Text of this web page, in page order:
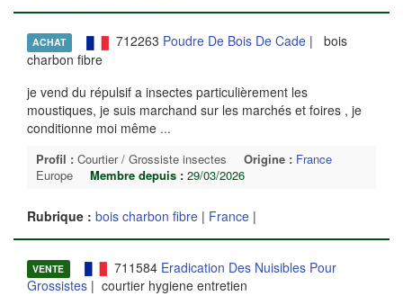
ACHAT 712263 Poudre De Bois De Cade| bois
charbon fibre
je vend du répulsif a insectes particulièrement les
moustiques, je suis marchand sur les marchés et foires , je
conditionne moi même ...
Profil : Courtier / Grossiste insectes Origine : France
Europe
Membre depuis : 29/03/2026
Rubrique : bois charbon fibre | France |
VENTE 711584 Eradication Des Nuisibles Pour
Grossistes | courtier hygiene entretien